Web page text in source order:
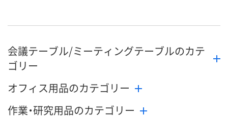
カゴへ カゴへ カ
会議テーブル/ミーティングテーブルのカテ
ゴリー
オフィス用品のカテゴリー
作業・研究用品のカテゴリー